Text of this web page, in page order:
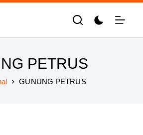
PETRUS
GUNUNG PETRUS